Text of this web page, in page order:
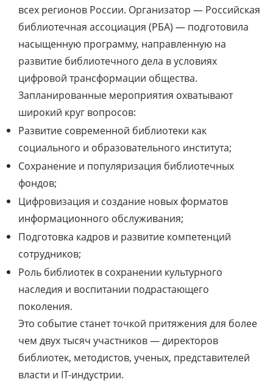
всех регионов России. Организатор — Российская
библиотечная ассоциация (РБА) — подготовила
насыщенную программу, направленную на
развитие библиотечного дела в условиях
цифровой трансформации общества.
Запланированные мероприятия охватывают
широкий круг вопросов:
Развитие современной библиотеки как
социального и образовательного института;
Сохранение и популяризация библиотечных
фондов;
Цифровизация и создание новых форматов
информационного обслуживания;
Подготовка кадров и развитие компетенций
сотрудников;
Роль библиотек в сохранении культурного
наследия и воспитании подрастающего
поколения.
Это событие станет точкой притяжения для более
чем двух тысяч участников — директоров
библиотек, методистов, ученых, представителей
власти и IT-индустрии.